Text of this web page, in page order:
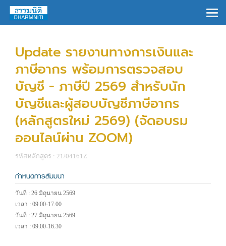
Update รายงานทางการเงินและ
ภาษีอากร พร้อมการตรวจสอบ
บัญชี - ภาษีปี 2569 สำหรับนัก
บัญชีและผู้สอบบัญชีภาษีอากร
(หลักสูตรใหม่ 2569) (จัดอบรม
ออนไลน์ผ่าน ZOOM)
รหัสหลักสูตร : 21/04161Z
กำหนดการสัมมนา
วันที่ : 26 มิถุนายน 2569
เวลา : 09.00-17.00
วันที่ : 27 มิถุนายน 2569
เวลา : 09.00-16.30
×